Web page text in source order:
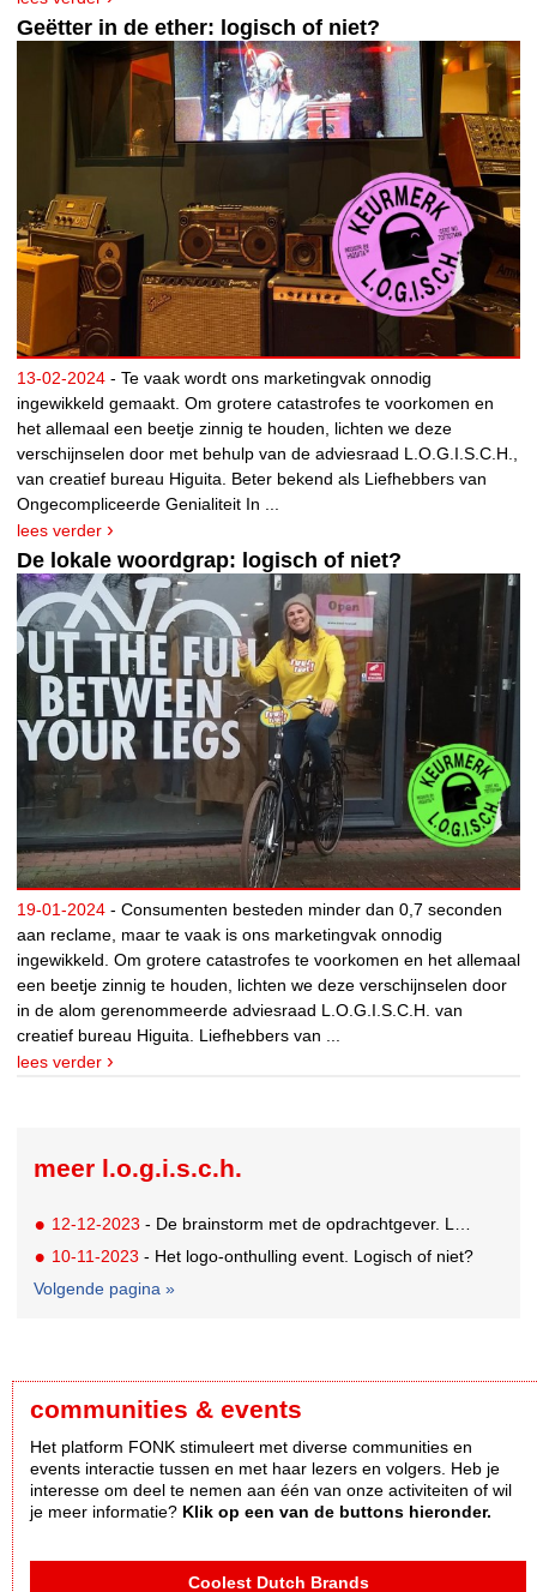
Geëtter in de ether: logisch of niet?
13-02-2024 - Te vaak wordt ons marketingvak onnodig
ingewikkeld gemaakt. Om grotere catastrofes te voorkomen en
het allemaal een beetje zinnig te houden, lichten we deze
verschijnselen door met behulp van de adviesraad L.O.G.I.S.C.H.,
van creatief bureau Higuita. Beter bekend als Liefhebbers van
Ongecompliceerde Genialiteit In ...
lees verder
De lokale woordgrap: logisch of niet?
19-01-2024 - Consumenten besteden minder dan 0,7 seconden
aan reclame, maar te vaak is ons marketingvak onnodig
ingewikkeld. Om grotere catastrofes te voorkomen en het allemaal
een beetje zinnig te houden, lichten we deze verschijnselen door
in de alom gerenommeerde adviesraad L.O.G.I.S.C.H. van
creatief bureau Higuita. Liefhebbers van ...
lees verder
meer l.o.g.i.s.c.h.
12-12-2023 - De brainstorm met de opdrachtgever. Logisch of niet?
10-11-2023 - Het logo-onthulling event. Logisch of niet?
Volgende pagina »
communities & events
Het platform FONK stimuleert met diverse communities en
events interactie tussen en met haar lezers en volgers. Heb je
interesse om deel te nemen aan één van onze activiteiten of wil
je meer informatie? Klik op een van de buttons hieronder.
Coolest Dutch Brands